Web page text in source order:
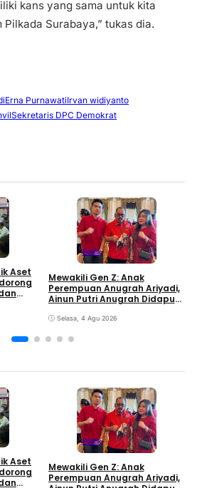
kans yang sama untuk kita
Surabaya,” tukas dia.
Erna PurnawatiIrvan widiyanto
Sekretaris DPC Demokrat
Aset
Politik
Mewakili Gen Z: Anak
Perempuan Anugrah Ariyadi,
Ainun Putri Anugrah Didapuk
Gubeng Surabaya
Selasa, 4 Agu 2026
Aset
Politik
Mewakili Gen Z: Anak
Perempuan Anugrah Ariyadi,